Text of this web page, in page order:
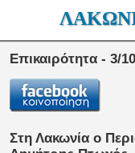
Επικαιρότητα - 3/
Στη Λακωνία ο